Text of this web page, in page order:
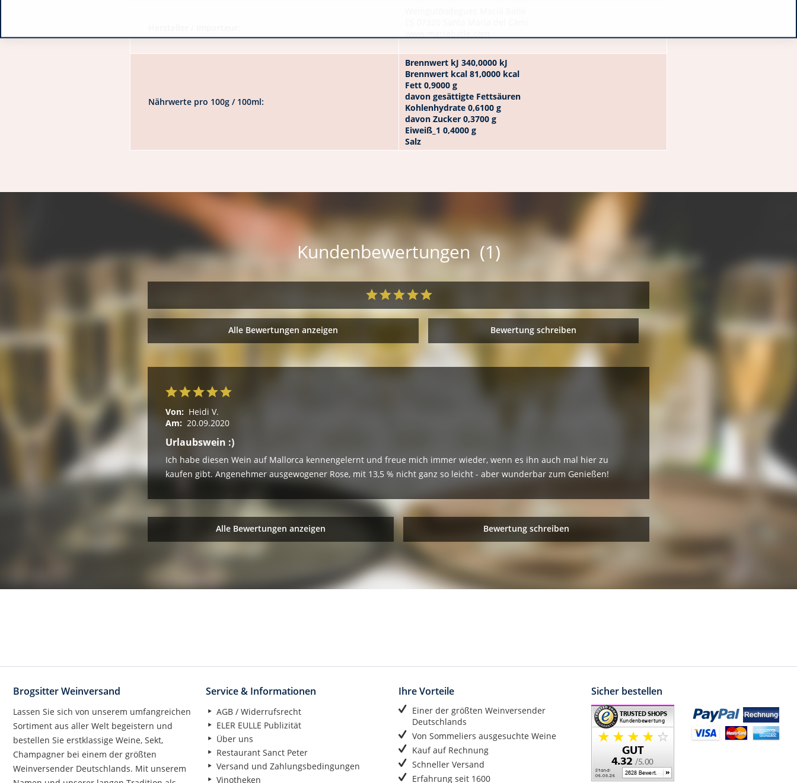
Nährwerte pro 100g / 100ml:
Brennwert kJ 340,0000 kJ
Brennwert kcal 81,0000 kcal
Fett 0,9000 g
davon gesättigte Fettsäuren
Kohlenhydrate 0,6100 g
davon Zucker 0,3700 g
Eiweiß_1 0,4000 g
Salz
Kundenbewertungen (1)
Alle Bewertungen anzeigen Bewertung schreiben
Von: Heidi V.
Am: 20.09.2020
Urlaubswein :)
Ich habe diesen Wein auf Mallorca kennengelernt und freue mich immer wieder, wenn es ihn auch mal hier zu
kaufen gibt. Angenehmer ausgewogener Rose, mit 13,5 % nicht ganz so leicht - aber wunderbar zum Genießen!
Alle Bewertungen anzeigen Bewertung schreiben
Brogsitter Weinversand
Lassen Sie sich von unserem umfangreichen
Sortiment aus aller Welt begeistern und
bestellen Sie erstklassige Weine, Sekt,
Champagner bei einem der größten
Weinversender Deutschlands. Mit unserem
Service & Informationen
AGB / Widerrufsrecht
ELER EULLE Publizität
Über uns
Restaurant Sanct Peter
Versand und Zahlungsbedingungen
Vinotheken
Ihre Vorteile
Einer der größten Weinversender
Deutschlands
Von Sommeliers ausgesuchte Weine
Kauf auf Rechnung
Schneller Versand
Erfahrung seit 1600
Sicher bestellen